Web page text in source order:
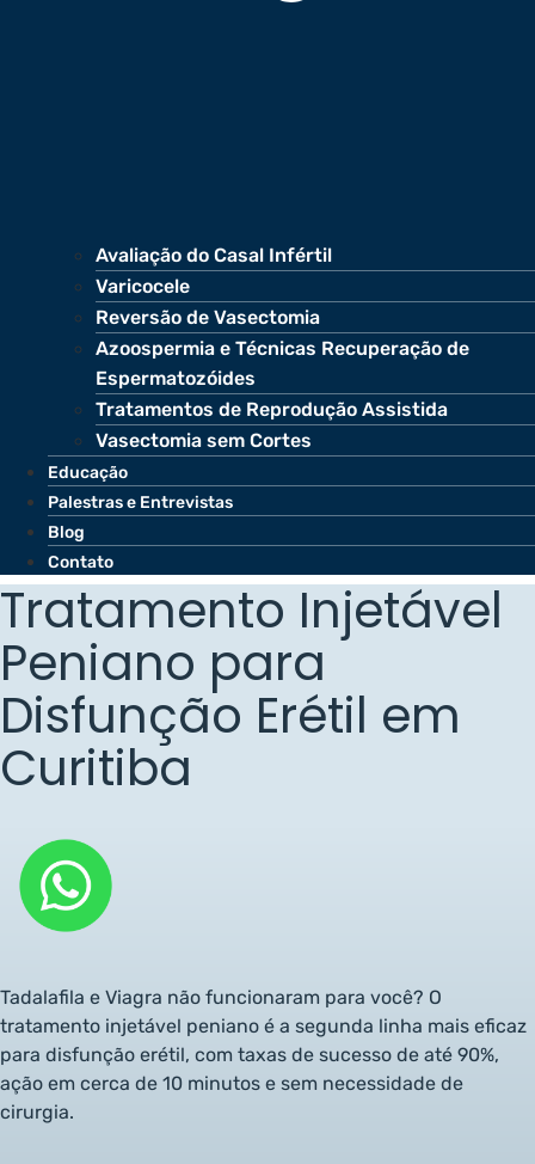
Avaliação do Casal Infértil
Varicocele
Reversão de Vasectomia
Azoospermia e Técnicas Recuperação de
Espermatozóides
Tratamentos de Reprodução Assistida
Vasectomia sem Cortes
Educação
Palestras e Entrevistas
Blog
Contato
Tratamento Injetável
Peniano para
Disfunção Erétil em
Curitiba
Tadalafila e Viagra não funcionaram para você? O
tratamento injetável peniano é a segunda linha mais eficaz
para disfunção erétil, com taxas de sucesso de até 90%,
ação em cerca de 10 minutos e sem necessidade de
cirurgia.